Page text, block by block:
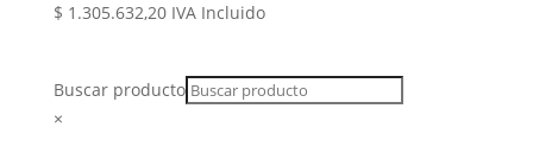
$ 1.305.632,20 IVA Incluido
Buscar producto
×